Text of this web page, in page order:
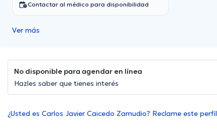
Contactar al médico para disponibilidad
Ver más
No disponible para agendar en línea
Hazles saber que tienes interés
¿Usted es Carlos Javier Caicedo Zamudio? Reclame este perfil